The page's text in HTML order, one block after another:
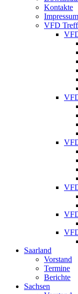
Kontakte
Impressum
VFD
Saarland
Vorstand
Termine
Berichte
Sachsen